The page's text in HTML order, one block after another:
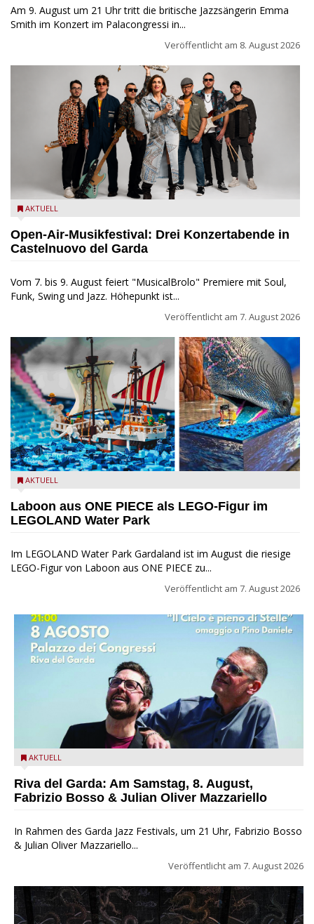
Am 9. August um 21 Uhr tritt die britische Jazzsängerin Emma
Smith im Konzert im Palacongressi in...
Veröffentlicht am 8. August 2026
Castelnuovo del Garda: Die "Dirotta su Cuba" zu Gast beim
AKTUELL
Open-Air-Musikfestival: Drei Konzertabende in
Castelnuovo del Garda
Vom 7. bis 9. August feiert "MusicalBrolo" Premiere mit Soul,
Funk, Swing und Jazz. Höhepunkt ist...
Veröffentlicht am 7. August 2026
Laboon aus ONE PIECE als LEGO-Figur im LEGOLAND Water
AKTUELL
Laboon aus ONE PIECE als LEGO-Figur im
LEGOLAND Water Park
Im LEGOLAND Water Park Gardaland ist im August die riesige
LEGO-Figur von Laboon aus ONE PIECE zu...
Veröffentlicht am 7. August 2026
Fabrizio Bosso & Julian Oliver Mazzariello zu Gast beim Garda
AKTUELL
Riva del Garda: Am Samstag, 8. August,
Fabrizio Bosso & Julian Oliver Mazzariello
In Rahmen des Garda Jazz Festivals, um 21 Uhr, Fabrizio Bosso
& Julian Oliver Mazzariello...
Veröffentlicht am 7. August 2026